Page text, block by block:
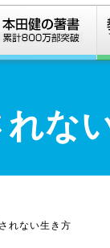
な
れない生き方